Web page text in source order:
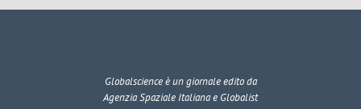
Globalscienceè un giornale edito da
Agenzia Spaziale Italiana e Globalist